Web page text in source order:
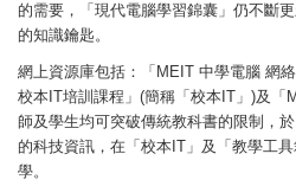
的需要，「現代電腦學習錦囊」仍不斷
的知識鑰匙。
網上資源庫包括：「MEIT 中學電腦 網
校本IT培訓課程」(簡稱「校本IT」)及「
師及學生均可突破傳統教科書的限制，
的科技資訊，在「校本IT」及「教學工
學。